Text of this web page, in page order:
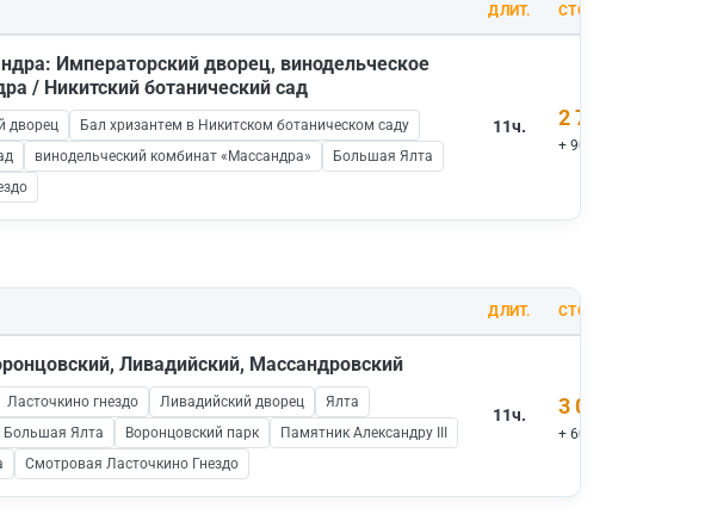
ДЛИТ. СТОИМОСТЬ
Императорский дворец, винодельческое
/ Никитский ботанический сад
дворец
Бал хризантем в Никитском ботаническом саду
винодельческий комбинат «Массандра»
Большая Ялта
11ч. 2 700 ₽
+ 900 ₽ вх.билеты
ДЛИТ. СТОИМОСТЬ
Ливадийский, Массандровский
Ласточкино гнездо Ливадийский дворец
Ялта
Большая Ялта Воронцовский парк
Памятник Александру III
Смотровая Ласточкино Гнездо
11ч. 3 000 ₽
+ 600 ₽ вх.билеты